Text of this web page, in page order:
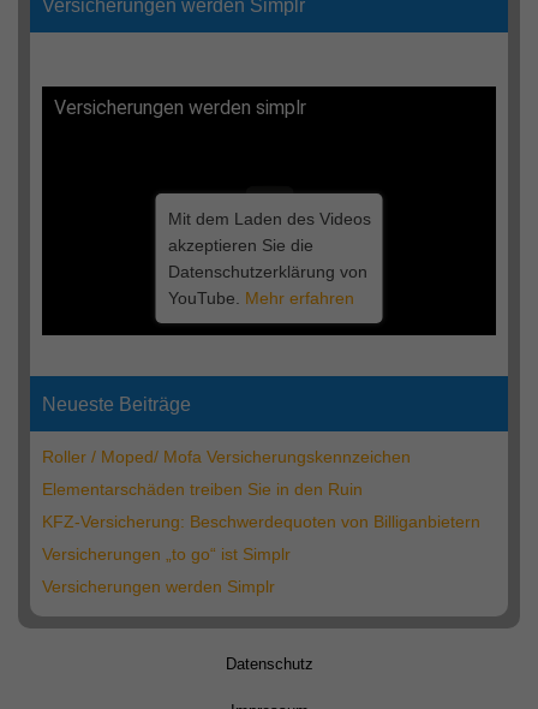
Versicherungen werden simplr
Mit dem Laden des Videos
akzeptieren Sie die
Datenschutzerklärung von
YouTube. Mehr erfahren
Neueste Beiträge
Roller / Moped/ Mofa Versicherungskennzeichen
Elementarschäden treiben Sie in den Ruin
KFZ-Versicherung: Beschwerdequoten von Billiganbietern
Versicherungen „to go“ ist Simplr
Versicherungen werden Simplr
Datenschutz